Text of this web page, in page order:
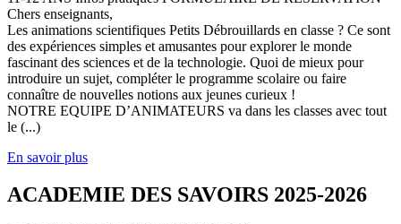
Chers enseignants,
Les animations scientifiques Petits Débrouillards en classe ? Ce sont
des expériences simples et amusantes pour explorer le monde
fascinant des sciences et de la technologie. Quoi de mieux pour
introduire un sujet, compléter le programme scolaire ou faire
connaître de nouvelles notions aux jeunes curieux !
NOTRE EQUIPE D’ANIMATEURS va dans les classes avec tout
le (...)
En savoir plus
ACADEMIE DES SAVOIRS 2025-2026